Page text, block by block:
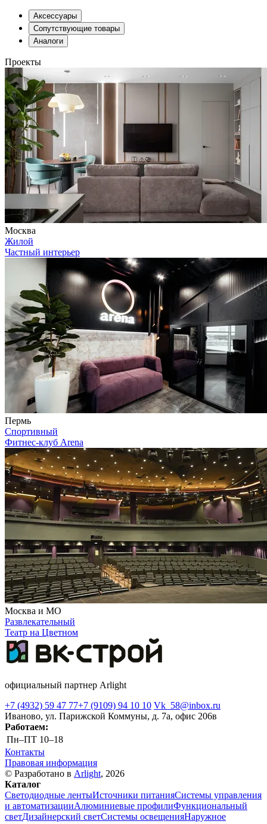
Аксессуары
Сопутствующие товары
Аналоги
Проекты
Москва
Жилой
Частный интерьер
Пермь
Спортивный
Фитнес-клуб Arena
Москва и МО
Развлекательный
Театр на Цветном
официальный партнер Arlight
+7 (4932) 59 47 77+7 (9109) 94 10 10 Vk_58@inbox.ru
Иваново, ул. Парижской Коммуны, д. 7а, офис 206в
Работаем:
Пн–ПТ 10–18
Контакты
Правовая информация
© Разработано в Arlight, 2026
Каталог
Светодиодные лентыИсточники питанияСистемы управления
и автоматизацииАлюминиевые профилиФункциональный
светДизайнерский светСистемы освещенияНаружное